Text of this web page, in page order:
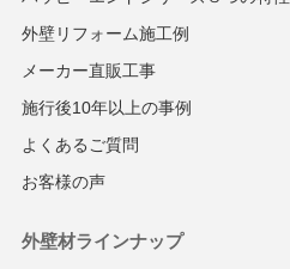
外壁リフォーム施工例
メーカー直販工事
施行後10年以上の事例
よくあるご質問
お客様の声
外壁材ラインナップ